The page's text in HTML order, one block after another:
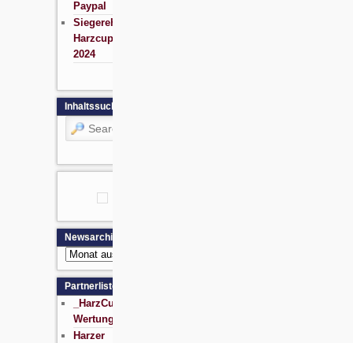
Paypal
Siegerehrung
Harzcup
2024
Inhaltssuche
Search
Newsarchiv
Newsarchiv
Partnerliste
_HarzCup
Wertung
Harzer